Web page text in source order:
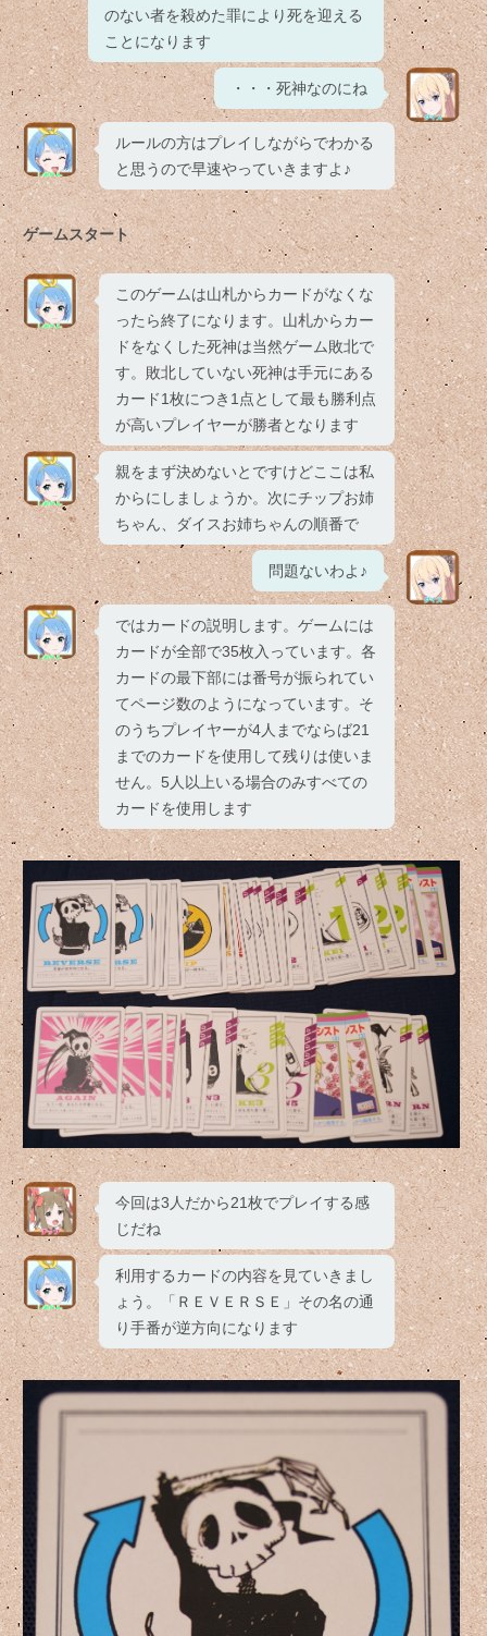
のない者を殺めた罪により死を迎える
ことになります
・・・死神なのにね
ルールの方はプレイしながらでわかる
と思うので早速やっていきますよ♪
ゲームスタート
このゲームは山札からカードがなくな
ったら終了になります。山札からカー
ドをなくした死神は当然ゲーム敗北で
す。敗北していない死神は手元にある
カード1枚につき1点として最も勝利点
が高いプレイヤーが勝者となります
親をまず決めないとですけどここは私
からにしましょうか。次にチップお姉
ちゃん、ダイスお姉ちゃんの順番で
問題ないわよ♪
ではカードの説明します。ゲームには
カードが全部で35枚入っています。各
カードの最下部には番号が振られてい
てページ数のようになっています。そ
のうちプレイヤーが4人までならば21
までのカードを使用して残りは使いま
せん。5人以上いる場合のみすべての
カードを使用します
今回は3人だから21枚でプレイする感
じだね
利用するカードの内容を見ていきまし
ょう。「ＲＥＶＥＲＳＥ」その名の通
り手番が逆方向になります